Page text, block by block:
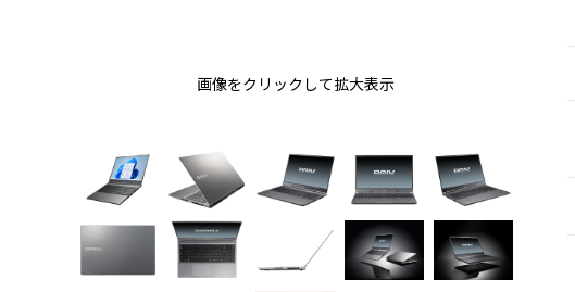
画像をクリックして拡大表示